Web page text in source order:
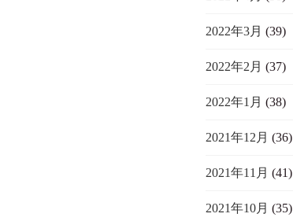
2022年3月 (39)
2022年2月 (37)
2022年1月 (38)
2021年12月 (36)
2021年11月 (41)
2021年10月 (35)